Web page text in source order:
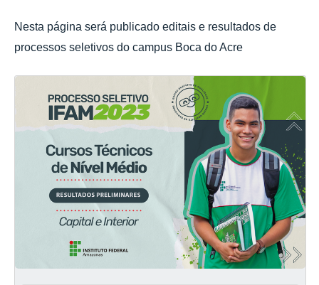
Nesta página será publicado editais e resultados de
processos seletivos do campus Boca do Acre